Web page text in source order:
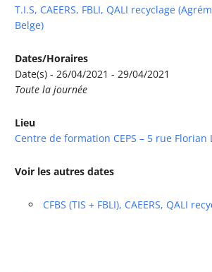
T.I.S, CAEERS, FBLI, QALI recyclage
Belge)
Dates/Horaires
Date(s) - 26/04/2021 - 29/04/2021
Toute la journée
Lieu
Centre de formation CEPS – 5 rue
Voir les autres dates
CFBS (TIS + FBLI), CAEERS, QALI